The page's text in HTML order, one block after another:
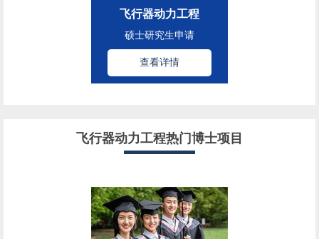
飞行器动力工程
硕士研究生申请
查看详情
飞行器动力工程热门博士项目